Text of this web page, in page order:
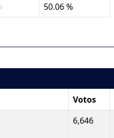
50.06 %
Votos
6,646